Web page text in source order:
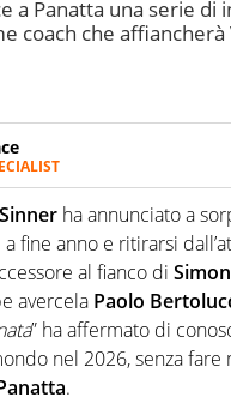
a Panatta una serie di
coach che
quale approccio
attenzione sul tempo
ha annunciato a
fine anno e ritirarsi
al fianco di
avercela Paolo
” ha affermato di
nel 2026, senza
.